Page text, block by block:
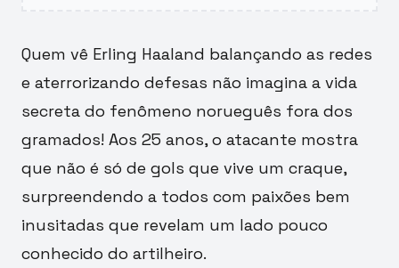
Quem vê Erling Haaland balançando as redes
e aterrorizando defesas não imagina a vida
secreta do fenômeno norueguês fora dos
gramados! Aos 25 anos, o atacante mostra
que não é só de gols que vive um craque,
surpreendendo a todos com paixões bem
inusitadas que revelam um lado pouco
conhecido do artilheiro.